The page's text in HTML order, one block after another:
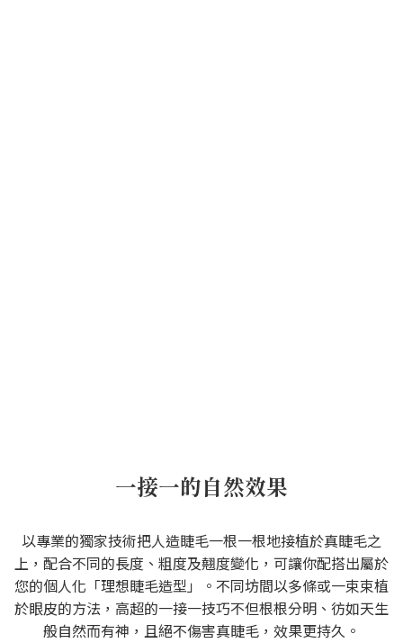
一接一的自然效果
以專業的獨家技術把人造睫毛一根一根地接植於真睫毛之
上，配合不同的長度、粗度及翹度變化，可讓你配搭出屬於
您的個人化「理想睫毛造型」。不同坊間以多條或一束束植
於眼皮的方法，高超的一接一技巧不但根根分明、彷如天生
般自然而有神，且絕不傷害真睫毛，效果更持久。